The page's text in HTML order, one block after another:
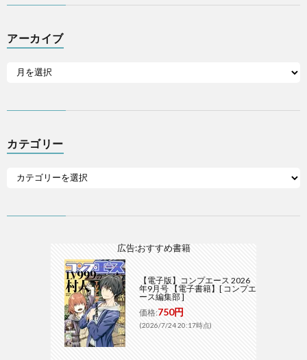
アーカイブ
カテゴリー
広告:おすすめ書籍
【電子版】コンプエース 2026
年9月号 【電子書籍】[ コンプエ
ース編集部 ]
価格:750円
(2026/7/24 20:17時点)